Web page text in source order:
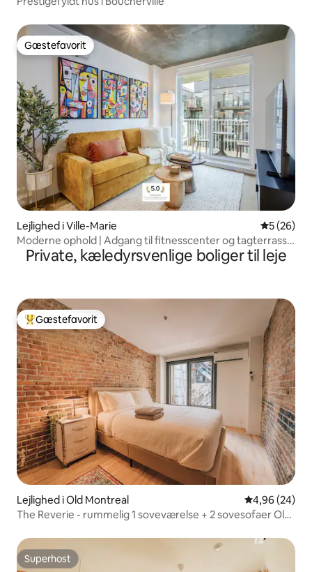
Gæstefavorit
Gæstefavorit
Lejlighed i Ville-Marie 5 ud af 5 i
5 (26)
Moderne ophold | Adgang til fitnesscenter og tagterrasse
med pool
Private, kæledyrsvenlige boliger til leje
Bedste gæstefavorit
Gæstefavorit
Lejlighed i Old Montreal 4,96 ud af 5 i
4,96 (24)
The Reverie - rummelig 1 soveværelse + 2 sovesofaer Old
Superhost
Superhost